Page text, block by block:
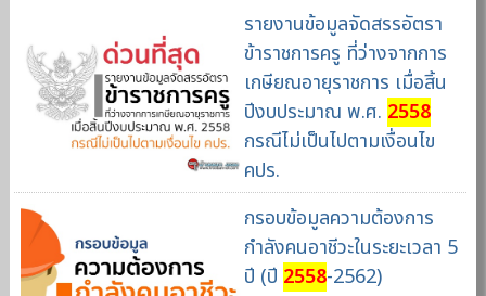
รายงานข้อมูลจัดสรรอัตรา
ข้าราชการครู ที่ว่างจากการ
เกษียณอายุราชการ เมื่อสิ้น
ปีงบประมาณ พ.ศ. 2558
กรณีไม่เป็นไปตามเงื่อนไข
คปร.
กรอบข้อมูลความต้องการ
กำลังคนอาชีวะในระยะเวลา 5
ปี (ปี 2558-2562)